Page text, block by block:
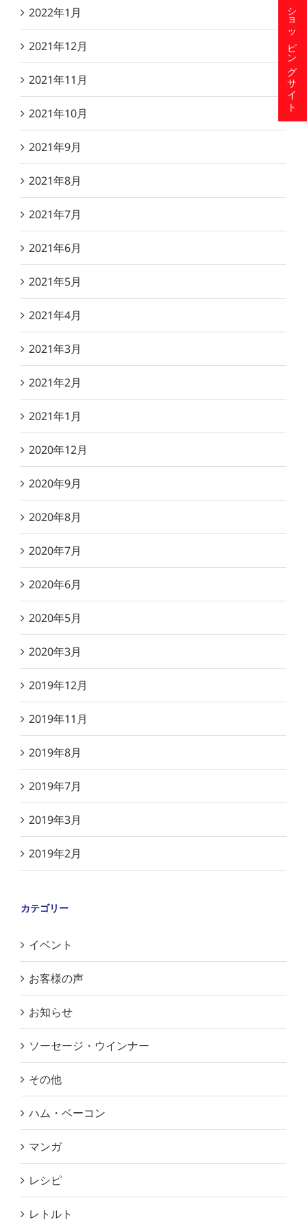
2022年1月
2021年12月
2021年11月
2021年10月
2021年9月
2021年8月
2021年7月
2021年6月
2021年5月
2021年4月
2021年3月
2021年2月
2021年1月
2020年12月
2020年9月
2020年8月
2020年7月
2020年6月
2020年5月
2020年3月
2019年12月
2019年11月
2019年8月
2019年7月
2019年3月
2019年2月
カテゴリー
イベント
お客様の声
お知らせ
ソーセージ・ウインナー
その他
ハム・ベーコン
マンガ
レシピ
レトルト
ショッピングサイト